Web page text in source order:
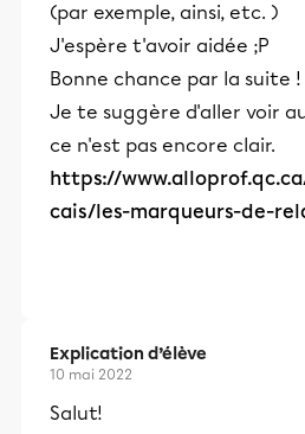
(par exemple, ainsi, etc. )
J'espère t'avoir aidée ;P
Bonne chance par la suite !
Je te suggère d'aller voir
ce n'est pas encore clair.
https://
cais/les-marqueurs-de-
Explication d’élève
10 mai 2022
Salut!